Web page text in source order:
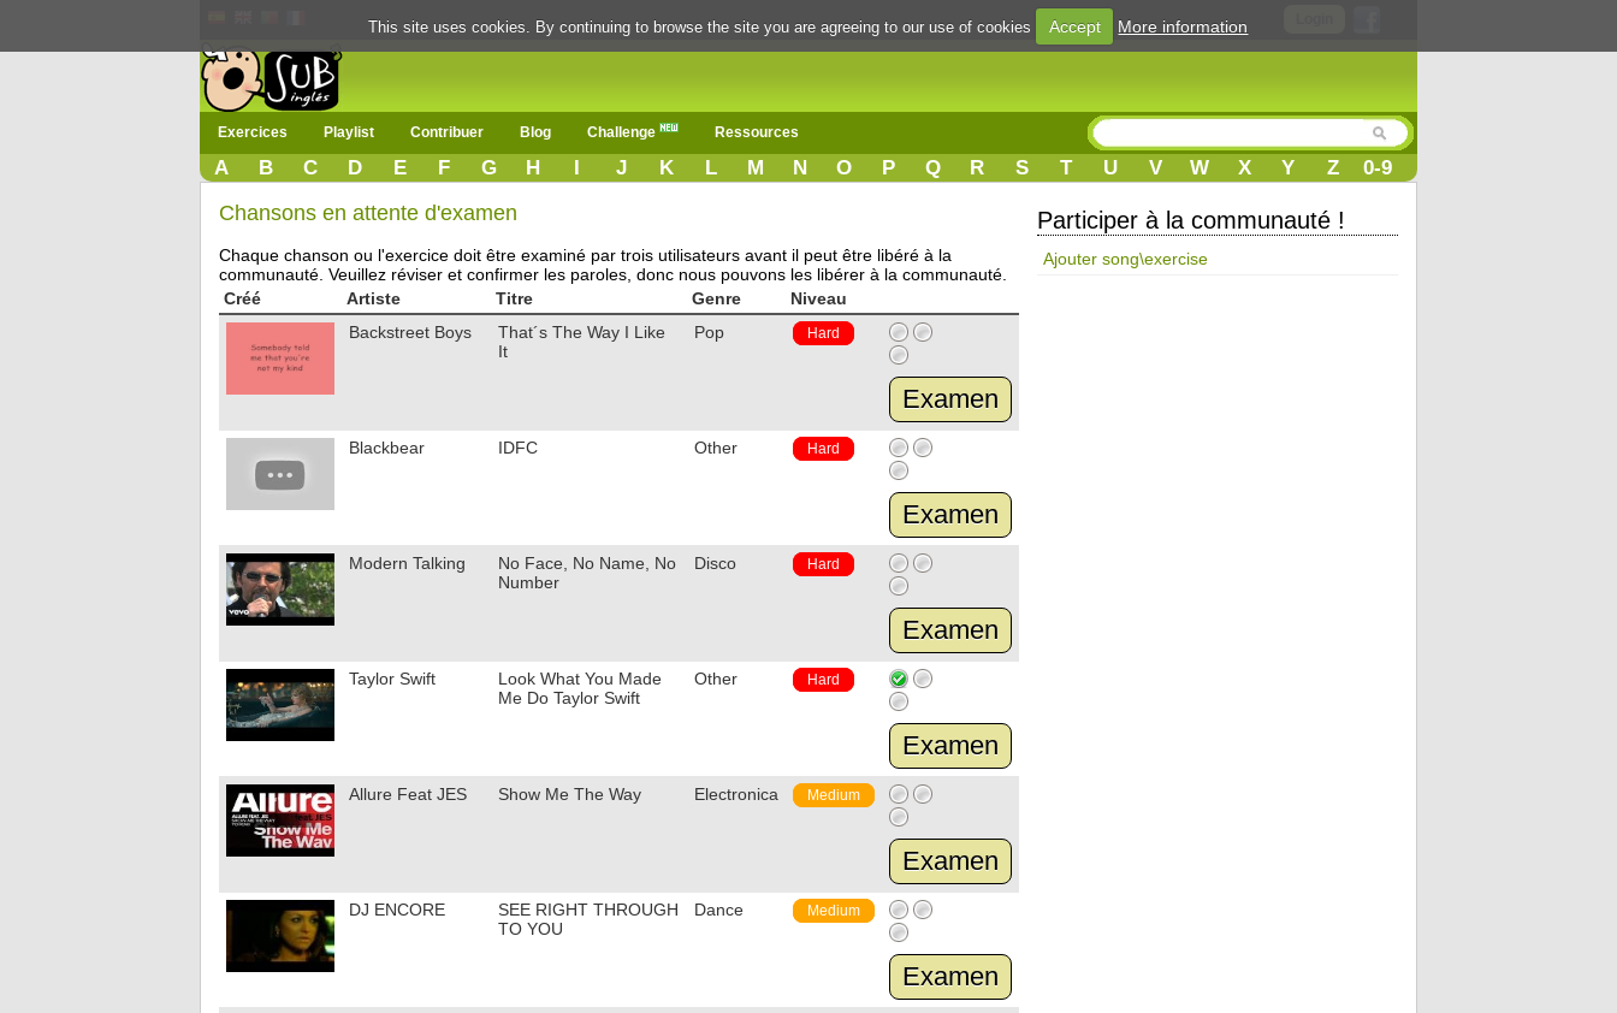
Exercices Playlist Contribuer Blog Challenge Ressources
A B C D E F G H I J K L M N O P Q R S T U V W X Y Z 0-9
Chansons en attente d'examen
Chaque chanson ou l'exercice doit être examiné par trois utilisateurs avant il peut être libéré à la
communauté. Veuillez réviser et confirmer les paroles, donc nous pouvons les libérer à la communauté.
Créé
Artiste Titre Genre
Niveau
Backstreet Boys
That´s The Way I Like
It
Pop Hard
Examen
Blackbear IDFC Other Hard
Examen
Modern Talking
No Face, No Name, No
Number
Disco Hard
Examen
Taylor Swift
Look What You Made
Me Do Taylor Swift
Other Hard
Examen
Allure Feat JES Show Me The Way Electronica Medium
Examen
DJ ENCORE
SEE RIGHT THROUGH
TO YOU
Dance Medium
Examen
Participer à la communauté !
Ajouter song\exercise
This site uses cookies. By continuing to browse the site you are agreeing to our use of cookies Accept More information